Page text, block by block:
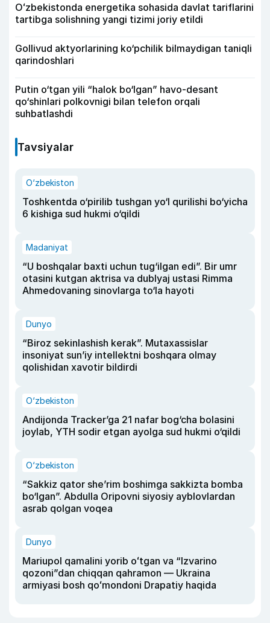
Oʻzbekistonda energetika sohasida davlat tariflarini
tartibga solishning yangi tizimi joriy etildi
Gollivud aktyorlarining ko‘pchilik bilmaydigan taniqli
qarindoshlari
Putin o‘tgan yili “halok bo‘lgan” havo-desant
qo‘shinlari polkovnigi bilan telefon orqali
suhbatlashdi
Tavsiyalar
O‘zbekiston
Toshkentda o‘pirilib tushgan yo‘l qurilishi bo‘yicha
6 kishiga sud hukmi o‘qildi
Madaniyat
“U boshqalar baxti uchun tug‘ilgan edi”. Bir umr
otasini kutgan aktrisa va dublyaj ustasi Rimma
Ahmedovaning sinovlarga to‘la hayoti
Dunyo
“Biroz sekinlashish kerak”. Mutaxassislar
insoniyat sun’iy intellektni boshqara olmay
qolishidan xavotir bildirdi
O‘zbekiston
Andijonda Tracker’ga 21 nafar bog‘cha bolasini
joylab, YTH sodir etgan ayolga sud hukmi o‘qildi
O‘zbekiston
“Sakkiz qator she’rim boshimga sakkizta bomba
bo‘lgan”. Abdulla Oripovni siyosiy ayblovlardan
asrab qolgan voqea
Dunyo
Mariupol qamalini yorib oʻtgan va “Izvarino
qozoni”dan chiqqan qahramon — Ukraina
armiyasi bosh qoʻmondoni Drapatiy haqida